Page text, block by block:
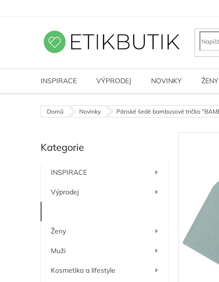
INSPIRACE VÝPRODEJ NOVINKY ŽENY
Domů Novinky Pánské šedé bambusové tričko
o
n
í
Přeskočit
kategorie
Kategorie
INSPIRACE
Výprodej
Ženy
Muži
Kosmetika a lifestyle